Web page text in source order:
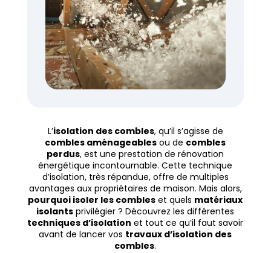
L’isolation des combles, qu’il s’agisse de
combles aménageables ou de combles
perdus, est une prestation de rénovation
énergétique incontournable. Cette technique
d’isolation, très répandue, offre de multiples
avantages aux propriétaires de maison. Mais alors,
pourquoi isoler les combles et quels matériaux
isolants privilégier ? Découvrez les différentes
techniques d’isolation et tout ce qu’il faut savoir
avant de lancer vos travaux d’isolation des
combles.